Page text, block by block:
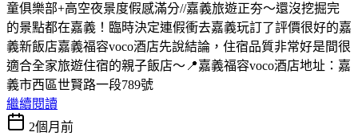
童俱樂部+高空夜景度假感滿分//嘉義旅遊正夯～還沒挖掘完
的景點都在嘉義！臨時決定連假衝去嘉義玩訂了評價很好的嘉
義新飯店嘉義福容voco酒店先說結論，住宿品質非常好是間很
適合全家旅遊住宿的親子飯店～📍嘉義福容voco酒店地址：嘉
義市西區世賢路一段789號
繼續閱讀
2個月前